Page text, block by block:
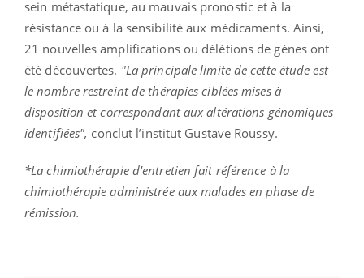
sein métastatique, au mauvais pronostic et à la
résistance ou à la sensibilité aux médicaments. Ainsi,
21 nouvelles amplifications ou délétions de gènes ont
été découvertes. "La principale limite de cette étude est
le nombre restreint de thérapies ciblées mises à
disposition et correspondant aux altérations génomiques
identifiées", conclut l’institut Gustave Roussy.
*La chimiothérapie d'entretien fait référence à la
chimiothérapie administrée aux malades en phase de
rémission.